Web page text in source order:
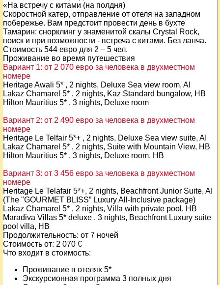
«На встречу с китами (на полдня)
Скоростной катер, отправление от отеля на западном
побережье. Вам предстоит провести день в бухте
Тамарин: снорклинг у знаменитой скалы Crystal Rock,
поиск и при возможности - встреча с китами. Без ланча.
Стоимость 544 евро для 2 – 5 чел.
Проживание во время путешествия
Вариант 1: от 2 070 евро за человека в двухместном
номере
Heritage Awali 5* , 2 nights, Deluxe Sea view room, AI
Lakaz Chamarel 5* , 2 nights, Kaz Standard bungalow, HB
Hilton Mauritius 5* , 3 nights, Deluxe room
Вариант 2: от 2 490 евро за человека в двухместном
номере
Heritage Le Telfair 5*+ , 2 nights, Deluxe Sea view suite, AI
Lakaz Chamarel 5* , 2 nights, Suite with Mountain View, HB
Hilton Mauritius 5* , 3 nights, Deluxe room, HB
Вариант 3: от 3 456 евро за человека в двухместном
номере
Heritage Le Telafair 5*+, 2 nights, Beachfront Junior Suite, AI
(The "GOURMET BLISS” Luxury All-Inclusive package)
Lakaz Chamarel 5* , 2 nights, Villa with private pool, HB
Maradiva Villas 5* deluxe , 3 nights, Beachfront Luxury suite
pool villa, HB
Продолжительность: от 7 ночей
Стоимость от: 2 070 €
Что входит в стоимость:
Проживание в отелях 5*
Экскурсионная программа 3 полных дня